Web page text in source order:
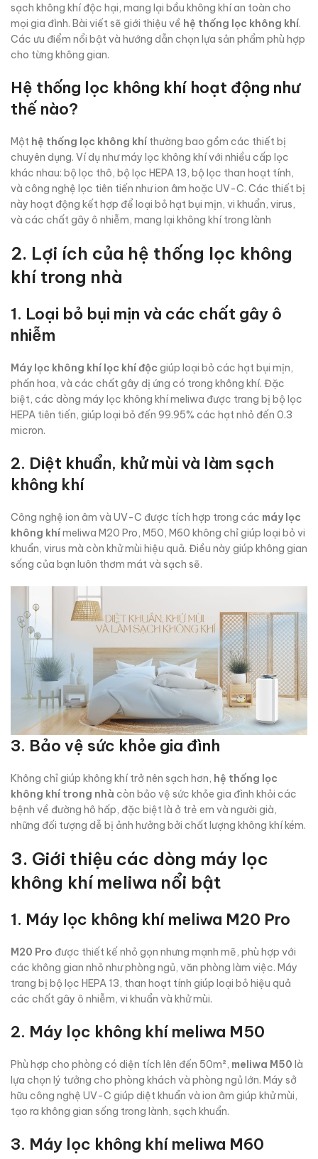
sạch không khí độc hại, mang lại bầu không khí an toàn cho
mọi gia đình. Bài viết sẽ giới thiệu về hệ thống lọc không khí.
Các ưu điểm nổi bật và hướng dẫn chọn lựa sản phẩm phù hợp
cho từng không gian.
Hệ thống lọc không khí hoạt động như
thế nào?
Một hệ thống lọc không khí thường bao gồm các thiết bị
chuyên dụng. Ví dụ như máy lọc không khí với nhiều cấp lọc
khác nhau: bộ lọc thô, bộ lọc HEPA 13, bộ lọc than hoạt tính,
và công nghệ lọc tiên tiến như ion âm hoặc UV-C. Các thiết bị
này hoạt động kết hợp để loại bỏ hạt bụi mịn, vi khuẩn, virus,
và các chất gây ô nhiễm, mang lại không khí trong lành
2. Lợi ích của hệ thống lọc không
khí trong nhà
1. Loại bỏ bụi mịn và các chất gây ô
nhiễm
Máy lọc không khí lọc khí độc giúp loại bỏ các hạt bụi mịn,
phấn hoa, và các chất gây dị ứng có trong không khí. Đặc
biệt, các dòng máy lọc không khí meliwa được trang bị bộ lọc
HEPA tiên tiến, giúp loại bỏ đến 99.95% các hạt nhỏ đến 0.3
micron.
2. Diệt khuẩn, khử mùi và làm sạch
không khí
Công nghệ ion âm và UV-C được tích hợp trong các máy lọc
không khímeliwa M20 Pro, M50, M60 không chỉ giúp loại bỏ vi
khuẩn, virus mà còn khử mùi hiệu quả. Điều này giúp không gian
sống của bạn luôn thơm mát và sạch sẽ.
3. Bảo vệ sức khỏe gia đình
Không chỉ giúp không khí trở nên sạch hơn, hệ thống lọc
không khí trong nhà còn bảo vệ sức khỏe gia đình khỏi các
bệnh về đường hô hấp, đặc biệt là ở trẻ em và người già,
những đối tượng dễ bị ảnh hưởng bởi chất lượng không khí kém.
3. Giới thiệu các dòng máy lọc
không khí meliwa nổi bật
1. Máy lọc không khí meliwa M20 Pro
M20 Pro được thiết kế nhỏ gọn nhưng mạnh mẽ, phù hợp với
các không gian nhỏ như phòng ngủ, văn phòng làm việc. Máy
trang bị bộ lọc HEPA 13, than hoạt tính giúp loại bỏ hiệu quả
các chất gây ô nhiễm, vi khuẩn và khử mùi.
2. Máy lọc không khí meliwa M50
Phù hợp cho phòng có diện tích lên đến 50m², meliwa M50 là
lựa chọn lý tưởng cho phòng khách và phòng ngủ lớn. Máy sở
hữu công nghệ UV-C giúp diệt khuẩn và ion âm giúp khử mùi,
tạo ra không gian sống trong lành, sạch khuẩn.
3. Máy lọc không khí meliwa M60